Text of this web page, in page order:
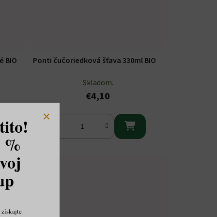
BIO
Ponti čučoriedková šťava 330ml BIO
Skladom.
€4,10

%
získajte